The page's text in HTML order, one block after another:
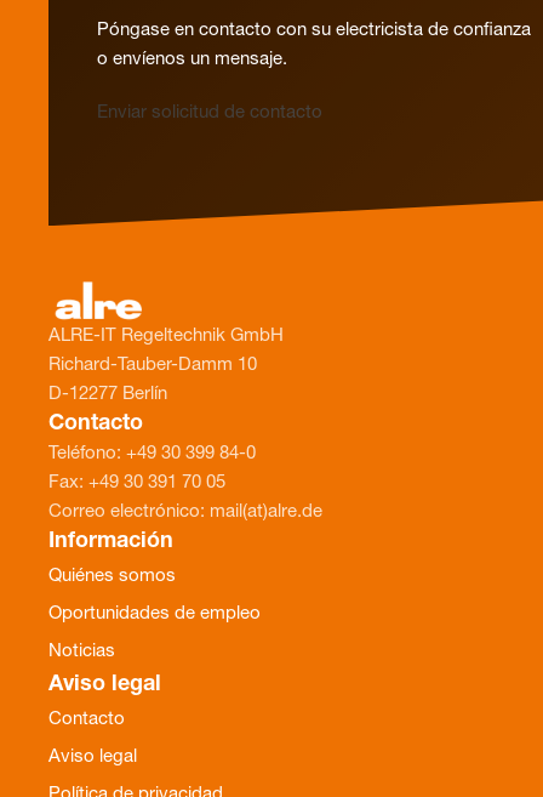
Póngase en contacto con su electricista de confianza
o envíenos un mensaje.
Enviar solicitud de contacto
ALRE-IT Regeltechnik GmbH
Richard-Tauber-Damm 10
D-12277 Berlín
Contacto
Teléfono: +49 30 399 84-0
Fax: +49 30 391 70 05
Correo electrónico: mail(at)alre.de
Información
Quiénes somos
Oportunidades de empleo
Noticias
Aviso legal
Contacto
Aviso legal